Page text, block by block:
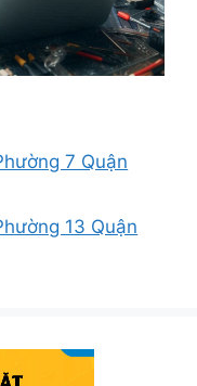
7 Quận
13 Quận